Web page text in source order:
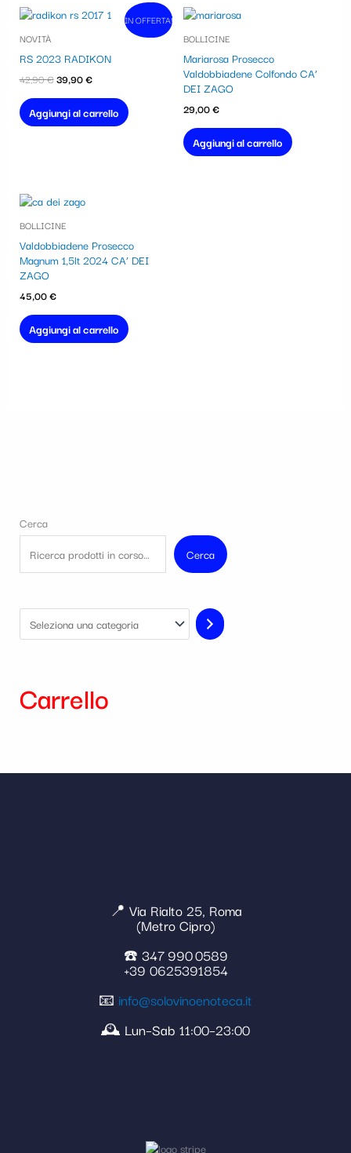
In vendita!
IN OFFERTA!
NOVITÀ
RS 2023 RADIKON
42,90€
Il
era:
39,90€
Il
è:
Aggiungi al carrello
BOLLICINE
Mariarosa Prosecco
Valdobbiadene Colfondo CA’
DEI ZAGO
29,00€
Aggiungi al carrello
BOLLICINE
Valdobbiadene Prosecco
Magnum 1,5lt 2024 CA’ DEI
ZAGO
45,00€
Aggiungi al carrello
Cerca
Cerca
Carrello
📍 Via Rialto 25, Roma
(Metro Cipro)
☎️ 347 990 0589
+39 0625391854
📧 info@solovinoenoteca.it
🕰️ Lun–Sab 11:00–23:00